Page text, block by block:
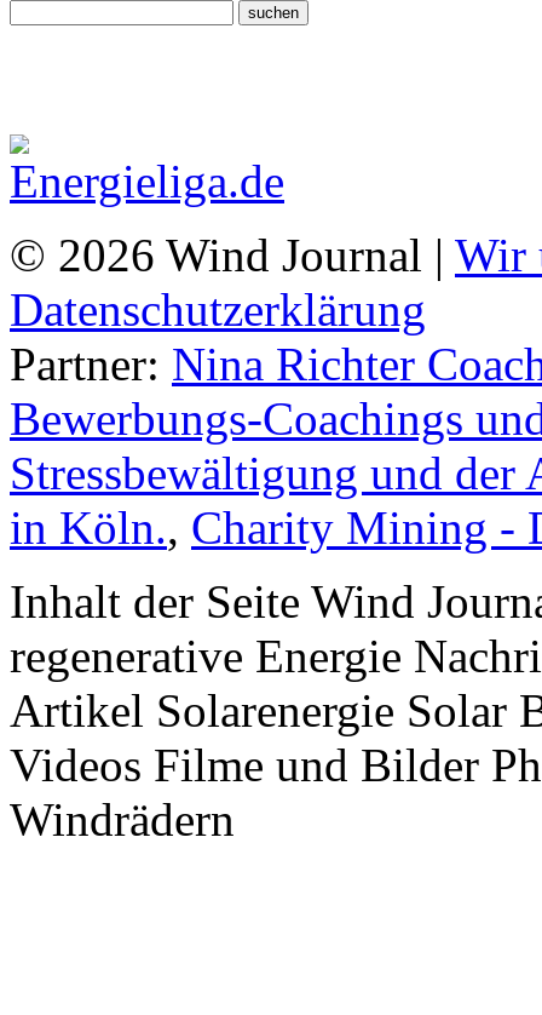
© 2026 Wind Journal | Wir
Datenschutzerklärung
Partner: Nina Richter
Bewerbungs-Coachings
Stressbewältigung und
in Köln., Charity Mining -
Inhalt der Seite Wind
regenerative Energie
Artikel Solarenergie Solar
Videos Filme und Bilder
Windrädern